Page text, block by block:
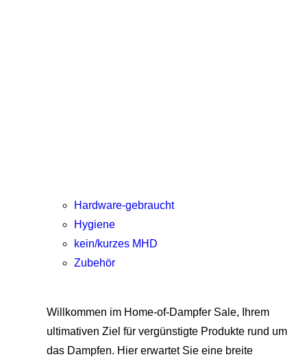
Hardware-gebraucht
Hygiene
kein/kurzes MHD
Zubehör
Willkommen im Home-of-Dampfer Sale, Ihrem
ultimativen Ziel für vergünstigte Produkte rund um
das Dampfen. Hier erwartet Sie eine breite